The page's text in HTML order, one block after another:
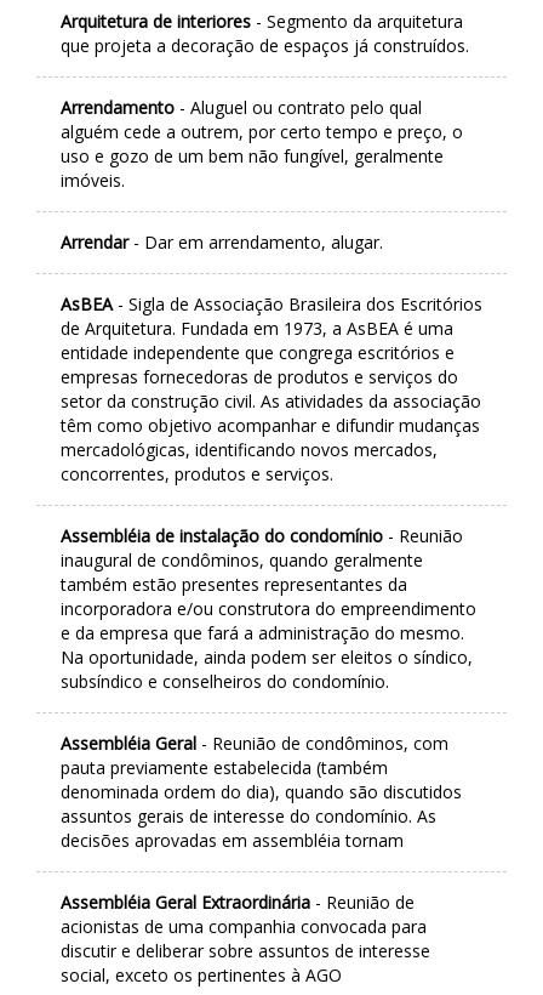
Arquitetura de interiores - Segmento da arquitetura
que projeta a decoração de espaços já construídos.
Arrendamento - Aluguel ou contrato pelo qual
alguém cede a outrem, por certo tempo e preço, o
uso e gozo de um bem não fungível, geralmente
imóveis.
Arrendar - Dar em arrendamento, alugar.
AsBEA - Sigla de Associação Brasileira dos Escritórios
de Arquitetura. Fundada em 1973, a AsBEA é uma
entidade independente que congrega escritórios e
empresas fornecedoras de produtos e serviços do
setor da construção civil. As atividades da associação
têm como objetivo acompanhar e difundir mudanças
mercadológicas, identificando novos mercados,
concorrentes, produtos e serviços.
Assembléia de instalação do condomínio - Reunião
inaugural de condôminos, quando geralmente
também estão presentes representantes da
incorporadora e/ou construtora do empreendimento
e da empresa que fará a administração do mesmo.
Na oportunidade, ainda podem ser eleitos o síndico,
subsíndico e conselheiros do condomínio.
Assembléia Geral - Reunião de condôminos, com
pauta previamente estabelecida (também
denominada ordem do dia), quando são discutidos
assuntos gerais de interesse do condomínio. As
decisões aprovadas em assembléia tornam
Assembléia Geral Extraordinária - Reunião de
acionistas de uma companhia convocada para
discutir e deliberar sobre assuntos de interesse
social, exceto os pertinentes à AGO